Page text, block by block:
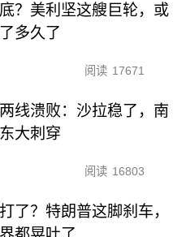
？美利坚这艘巨轮，或
多久了
阅读 17671
线溃败：沙拉稳了，南
大刺穿
阅读 16803
了？特朗普这脚刹车，